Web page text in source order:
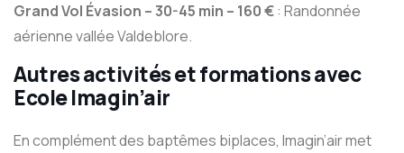
Grand Vol Évasion – 30-45 min – 160 €: Randonnée
aérienne vallée Valdeblore.
Autres activités et formations avec
Ecole Imagin’air
En complément des baptêmes biplaces, Imagin’air met